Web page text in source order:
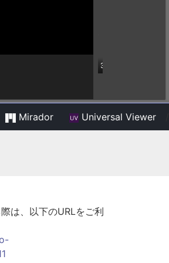
Mirador Universal Viewer
は、以下のURLをご利